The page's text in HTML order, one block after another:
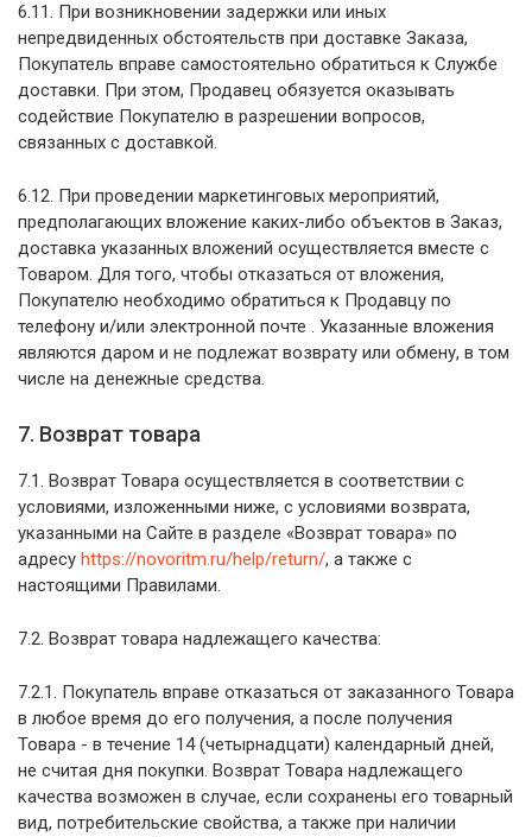
6.11. При возникновении задержки или иных
непредвиденных обстоятельств при доставке Заказа,
Покупатель вправе самостоятельно обратиться к Службе
доставки. При этом, Продавец обязуется оказывать
содействие Покупателю в разрешении вопросов,
связанных с доставкой.
6.12. При проведении маркетинговых мероприятий,
предполагающих вложение каких-либо объектов в Заказ,
доставка указанных вложений осуществляется вместе с
Товаром. Для того, чтобы отказаться от вложения,
Покупателю необходимо обратиться к Продавцу по
телефону и/или электронной почте . Указанные вложения
являются даром и не подлежат возврату или обмену, в том
числе на денежные средства.
7. Возврат товара
7.1. Возврат Товара осуществляется в соответствии с
условиями, изложенными ниже, с условиями возврата,
указанными на Сайте в разделе «Возврат товара» по
адресу https://novoritm.ru/help/return/, а также с
настоящими Правилами.
7.2. Возврат товара надлежащего качества:
7.2.1. Покупатель вправе отказаться от заказанного Товара
в любое время до его получения, а после получения
Товара - в течение 14 (четырнадцати) календарный дней,
не считая дня покупки. Возврат Товара надлежащего
качества возможен в случае, если сохранены его товарный
вид, потребительские свойства, а также при наличии